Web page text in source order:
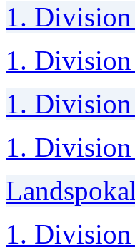
1.
1.
1.
1.
1.